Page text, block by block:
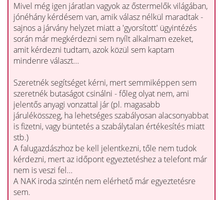
Mivel még igen járatlan vagyok az őstermelők világában,
jónéhány kérdésem van, amik válasz nélkül maradtak -
sajnos a járvány helyzet miatt a 'gyorsított' ügyintézés
során már megkérdezni sem nyílt alkalmam ezeket,
amit kérdezni tudtam, azok közül sem kaptam
mindenre választ...
Szeretnék segítséget kérni, mert semmiképpen sem
szeretnék butaságot csinálni - főleg olyat nem, ami
jelentős anyagi vonzattal jár (pl. magasabb
járulékösszeg, ha lehetséges szabályosan alacsonyabbat
is fizetni, vagy büntetés a szabálytalan értékesítés miatt
stb.)
A falugazdászhoz be kell jelentkezni, tőle nem tudok
kérdezni, mert az időpont egyeztetéshez a telefont már
nem is veszi fel...
A NAK iroda szintén nem elérhető már egyeztetésre
sem.